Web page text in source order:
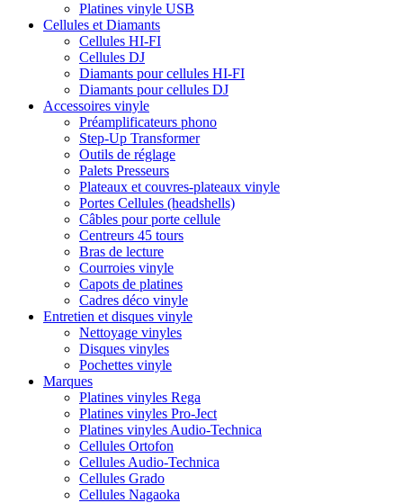
Platines vinyle USB
Cellules et Diamants
Cellules HI-FI
Cellules DJ
Diamants pour cellules HI-FI
Diamants pour cellules DJ
Accessoires vinyle
Préamplificateurs phono
Step-Up Transformer
Outils de réglage
Palets Presseurs
Plateaux et couvres-plateaux vinyle
Portes Cellules (headshells)
Câbles pour porte cellule
Centreurs 45 tours
Bras de lecture
Courroies vinyle
Capots de platines
Cadres déco vinyle
Entretien et disques vinyle
Nettoyage vinyles
Disques vinyles
Pochettes vinyle
Marques
Platines vinyles Rega
Platines vinyles Pro-Ject
Platines vinyles Audio-Technica
Cellules Ortofon
Cellules Audio-Technica
Cellules Grado
Cellules Nagaoka